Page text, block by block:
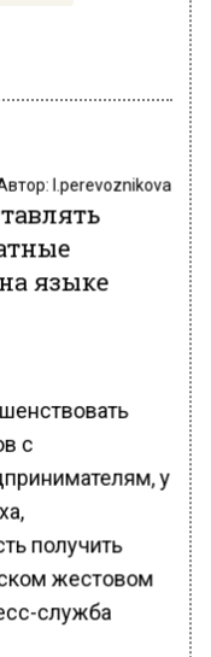
l.perevoznikova
языке
с
у
получить
жестовом
служба